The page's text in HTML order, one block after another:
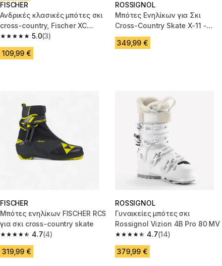
FISCHER
Ανδρικές κλασικές μπότες σκι
cross-country, Fischer XC
Touring
5.0
5.0 out of 5 stars from 3 reviews
(3)
109,99 €
ROSSIGNOL
Μπότες Ενηλίκων για Σκι
Cross-Country Skate X-11 -
Μαύρα
349,99 €
FISCHER
Μπότες ενηλίκων FISCHER RCS
για σκι cross-country skate
4.7
4.7 out of 5 stars from 4 reviews
(4)
319,99 €
ROSSIGNOL
Γυναικείες μπότες σκι
Rossignol Vizion 4B Pro 80 MV
4.7
4.7 out of 5 stars from 14
(14)
379,99 €